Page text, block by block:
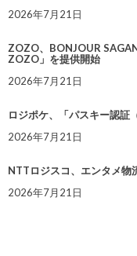
2026年7月21日
ZOZO、BONJOUR
ZOZO」を提供開始
2026年7月21日
ロジポケ、「パスキー認証
2026年7月21日
NTTロジスコ、エンタメ
2026年7月21日